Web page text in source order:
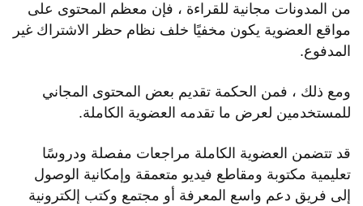
من المدونات مجانية للقراءة ، فإن معظم المحتوى على
مواقع العضوية يكون مخفيًا خلف نظام حظر الاشتراك غير
المدفوع.
ومع ذلك ، فمن الحكمة تقديم بعض المحتوى المجاني
للمستخدمين لعرض ما تقدمه العضوية الكاملة.
قد تتضمن العضوية الكاملة مراجعات مفصلة ودروسًا
تعليمية مكتوبة ومقاطع فيديو متعمقة وإمكانية الوصول
إلى فريق دعم واسع المعرفة أو مجتمع وكتب إلكترونية